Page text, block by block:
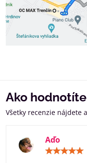
Ako
Všetky recenzie nájdete
Aďo